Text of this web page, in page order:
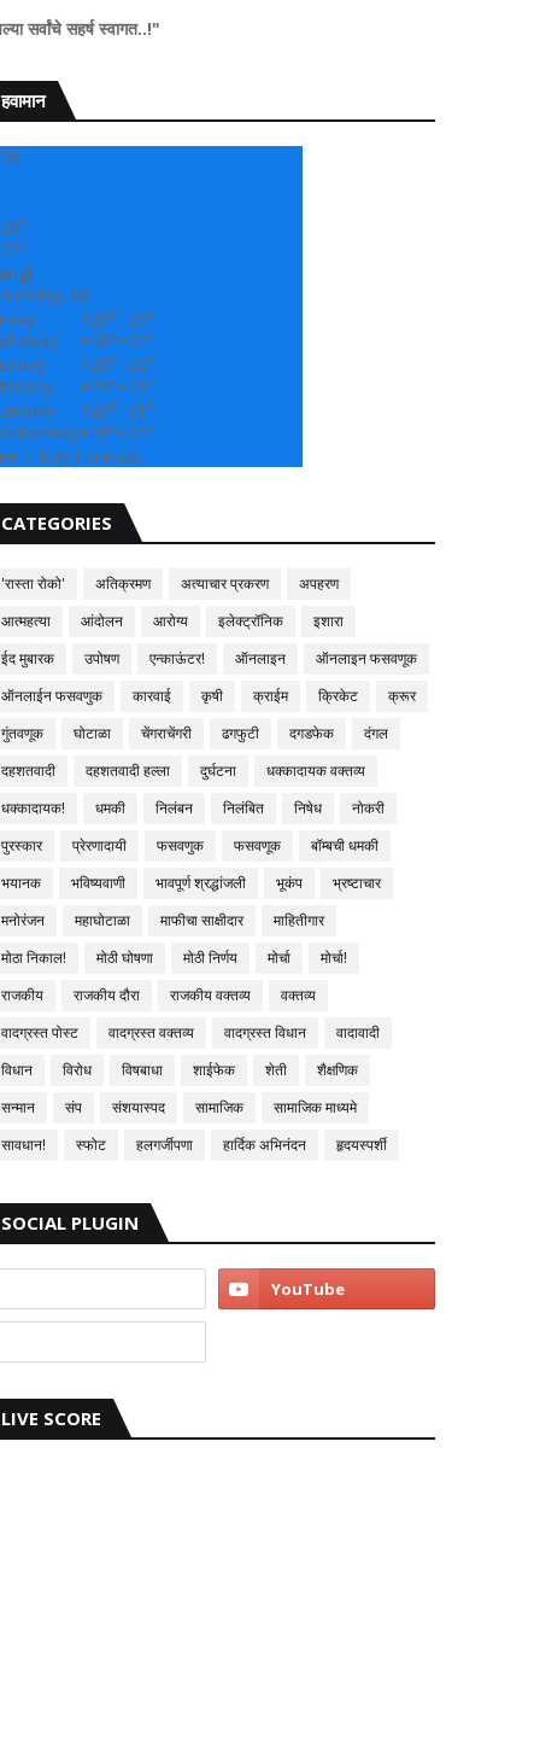
स्वागत..!"
हवामान
28
28°
22°
06
+29°+23°
+28°+22°
+29°+22°
+29°+21°
+29°+21°
+28°+22°
7-Day Forecast
CATEGORIES
'रास्ता रोको' अतिक्रमण अत्याचार प्रकरण
अपहरण
आत्महत्या
आंदोलन आरोग्य इलेक्ट्रॉनिक
इशारा
ईद मुबारक
उपोषण एन्काऊंटर! ऑनलाइन
ऑनलाइन फसवणूक
ऑनलाईन फसवणुक
कारवाई कृषी क्राईम क्रिकेट
क्रूर
गुंतवणूक
घोटाळा चेंगराचेंगरी ढगफुटी दगडफेक
दंगल
दहशतवादी
दहशतवादी हल्ला दुर्घटना
धक्कादायक वक्तव्य
धक्कादायक!
धमकी निलंबन निलंबित निषेध
नोकरी
पुरस्कार
प्रेरणादायी फसवणुक फसवणूक
बॉम्बची धमकी
भयानक
भविष्यवाणी भावपूर्ण श्रद्धांजली भूकंप
भ्रष्टाचार
मनोरंजन
महाघोटाळा माफीचा साक्षीदार
माहितीगार
मोठा निकाल!
मोठी घोषणा मोठी निर्णय मोर्चा
मोर्चा!
राजकीय
राजकीय दौरा राजकीय वक्तव्य
वक्तव्य
वादग्रस्त पोस्ट
वादग्रस्त वक्तव्य वादग्रस्त विधान
वादावादी
विधान
विरोध विषबाधा शाईफेक शेती
शैक्षणिक
सन्मान
संप संशयास्पद सामाजिक
सामाजिक माध्यमे
सावधान!
स्फोट हलगर्जीपणा हार्दिक अभिनंदन हृदयस्पर्शी
SOCIAL PLUGIN
LIVE SCORE